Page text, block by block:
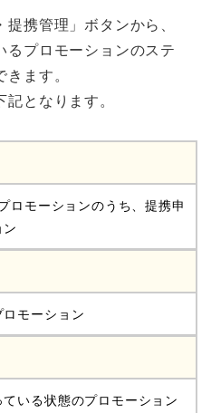
携管理」ボタンから、
るプロモーションのステ
ます。
となります。
ロモーションのうち、提携申
モーション
いる状態のプロモーション